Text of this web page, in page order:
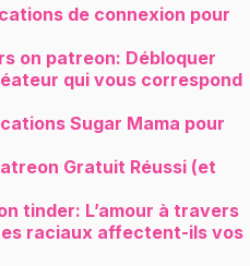
de connexion pour
on patreon: Débloquer
qui vous correspond
Sugar Mama pour
Gratuit Réussi (et
tinder: L’amour à travers
raciaux affectent-ils vos